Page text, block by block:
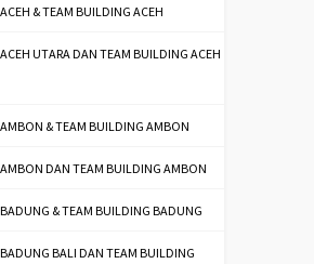
& TEAM BUILDING ACEH
UTARA DAN TEAM BUILDING ACEH
& TEAM BUILDING AMBON
DAN TEAM BUILDING AMBON
& TEAM BUILDING BADUNG
BALI DAN TEAM BUILDING